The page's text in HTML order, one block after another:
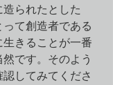
られたとした
て創造者である
きることが一番
です。そのよう
してみてくださ